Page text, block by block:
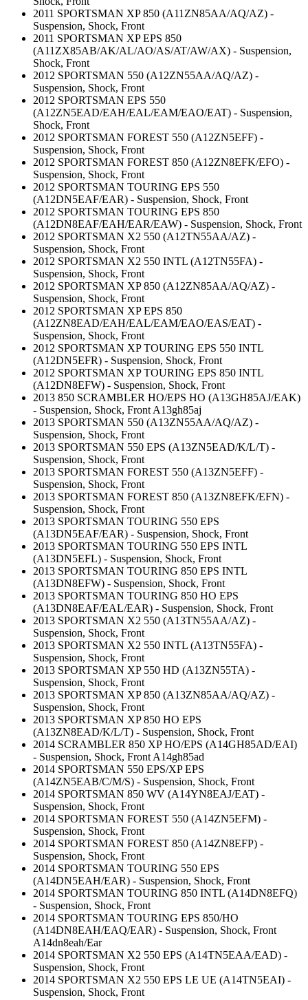
2011 SPORTSMAN XP 850 (A11ZN85AA/AQ/AZ) -
Suspension, Shock, Front
2011 SPORTSMAN XP EPS 850
(A11ZX85AB/AK/AL/AO/AS/AT/AW/AX) - Suspension,
Shock, Front
2012 SPORTSMAN 550 (A12ZN55AA/AQ/AZ) -
Suspension, Shock, Front
2012 SPORTSMAN EPS 550
(A12ZN5EAD/EAH/EAL/EAM/EAO/EAT) - Suspension,
Shock, Front
2012 SPORTSMAN FOREST 550 (A12ZN5EFF) -
Suspension, Shock, Front
2012 SPORTSMAN FOREST 850 (A12ZN8EFK/EFO) -
Suspension, Shock, Front
2012 SPORTSMAN TOURING EPS 550
(A12DN5EAF/EAR) - Suspension, Shock, Front
2012 SPORTSMAN TOURING EPS 850
(A12DN8EAF/EAH/EAR/EAW) - Suspension, Shock, Front
2012 SPORTSMAN X2 550 (A12TN55AA/AZ) -
Suspension, Shock, Front
2012 SPORTSMAN X2 550 INTL (A12TN55FA) -
Suspension, Shock, Front
2012 SPORTSMAN XP 850 (A12ZN85AA/AQ/AZ) -
Suspension, Shock, Front
2012 SPORTSMAN XP EPS 850
(A12ZN8EAD/EAH/EAL/EAM/EAO/EAS/EAT) -
Suspension, Shock, Front
2012 SPORTSMAN XP TOURING EPS 550 INTL
(A12DN5EFR) - Suspension, Shock, Front
2012 SPORTSMAN XP TOURING EPS 850 INTL
(A12DN8EFW) - Suspension, Shock, Front
2013 850 SCRAMBLER HO/EPS HO (A13GH85AJ/EAK)
- Suspension, Shock, Front A13gh85aj
2013 SPORTSMAN 550 (A13ZN55AA/AQ/AZ) -
Suspension, Shock, Front
2013 SPORTSMAN 550 EPS (A13ZN5EAD/K/L/T) -
Suspension, Shock, Front
2013 SPORTSMAN FOREST 550 (A13ZN5EFF) -
Suspension, Shock, Front
2013 SPORTSMAN FOREST 850 (A13ZN8EFK/EFN) -
Suspension, Shock, Front
2013 SPORTSMAN TOURING 550 EPS
(A13DN5EAF/EAR) - Suspension, Shock, Front
2013 SPORTSMAN TOURING 550 EPS INTL
(A13DN5EFL) - Suspension, Shock, Front
2013 SPORTSMAN TOURING 850 EPS INTL
(A13DN8EFW) - Suspension, Shock, Front
2013 SPORTSMAN TOURING 850 HO EPS
(A13DN8EAF/EAL/EAR) - Suspension, Shock, Front
2013 SPORTSMAN X2 550 (A13TN55AA/AZ) -
Suspension, Shock, Front
2013 SPORTSMAN X2 550 INTL (A13TN55FA) -
Suspension, Shock, Front
2013 SPORTSMAN XP 550 HD (A13ZN55TA) -
Suspension, Shock, Front
2013 SPORTSMAN XP 850 (A13ZN85AA/AQ/AZ) -
Suspension, Shock, Front
2013 SPORTSMAN XP 850 HO EPS
(A13ZN8EAD/K/L/T) - Suspension, Shock, Front
2014 SCRAMBLER 850 XP HO/EPS (A14GH85AD/EAI)
- Suspension, Shock, Front A14gh85ad
2014 SPORTSMAN 550 EPS/XP EPS
(A14ZN5EAB/C/M/S) - Suspension, Shock, Front
2014 SPORTSMAN 850 WV (A14YN8EAJ/EAT) -
Suspension, Shock, Front
2014 SPORTSMAN FOREST 550 (A14ZN5EFM) -
Suspension, Shock, Front
2014 SPORTSMAN FOREST 850 (A14ZN8EFP) -
Suspension, Shock, Front
2014 SPORTSMAN TOURING 550 EPS
(A14DN5EAH/EAR) - Suspension, Shock, Front
2014 SPORTSMAN TOURING 850 INTL (A14DN8EFQ)
- Suspension, Shock, Front
2014 SPORTSMAN TOURING EPS 850/HO
(A14DN8EAH/EAQ/EAR) - Suspension, Shock, Front
A14dn8eah/Ear
2014 SPORTSMAN X2 550 EPS (A14TN5EAA/EAD) -
Suspension, Shock, Front
2014 SPORTSMAN X2 550 EPS LE UE (A14TN5EAI) -
Suspension, Shock, Front